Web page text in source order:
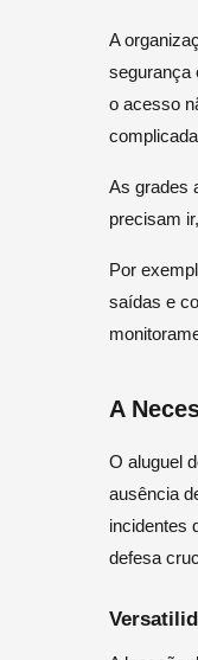
A
segurança
o acesso
As grades
precisam
Por
saídas e
A
O aluguel
ausência
incidentes
defesa